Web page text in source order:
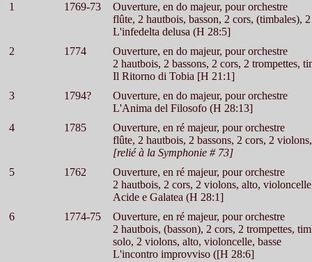
1
1769-73
Ouverture, en do majeur, pour orchestre
flûte, 2 hautbois, basson, 2 cors, (timbales),
L'infedelta delusa (H 28:5]
2
1774
Ouverture, en do majeur, pour orchestre
2 hautbois, 2 bassons, 2 cors, 2 trompettes,
Il Ritorno di Tobia [H 21:1]
3
1794?
Ouverture, en do majeur, pour orchestre
L'Anima del Filosofo (H 28:13]
4
1785
Ouverture, en ré majeur, pour orchestre
flûte, 2 hautbois, 2 bassons, 2 cors, 2
[relié à la Symphonie # 73]
5
1762
Ouverture, en ré majeur, pour orchestre
2 hautbois, 2 cors, 2 violons, alto,
Acide e Galatea (H 28:1]
6
1774-75
Ouverture, en ré majeur, pour orchestre
2 hautbois, (basson), 2 cors, 2 trompettes,
solo, 2 violons, alto, violoncelle, basse
L'incontro improvviso ([H 28:6]